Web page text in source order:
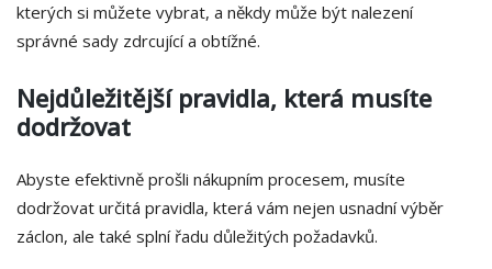
kterých si můžete vybrat, a někdy může být nalezení
správné sady zdrcující a obtížné.
Nejdůležitější pravidla, která musíte
dodržovat
Abyste efektivně prošli nákupním procesem, musíte
dodržovat určitá pravidla, která vám nejen usnadní výběr
záclon, ale také splní řadu důležitých požadavků.